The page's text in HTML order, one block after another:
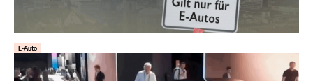
E-Auto